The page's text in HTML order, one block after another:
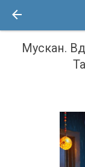
Мускан.